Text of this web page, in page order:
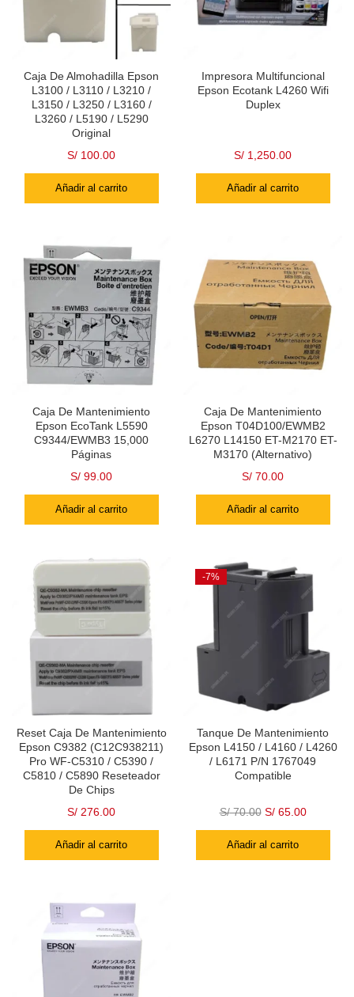
Caja De Almohadilla Epson
L3100 / L3110 / L3210 /
L3150 / L3250 / L3160 /
L3260 / L5190 / L5290
Original
S/ 100.00
Añadir al carrito
Impresora Multifuncional
Epson Ecotank L4260 Wifi
Duplex
S/ 1,250.00
Añadir al carrito
Caja De Mantenimiento
Epson EcoTank L5590
C9344/EWMB3 15,000
Páginas
S/ 99.00
Añadir al carrito
Caja De Mantenimiento
Epson T04D100/EWMB2
L6270 L14150 ET-M2170 ET-
M3170 (Alternativo)
S/ 70.00
Añadir al carrito
Reset Caja De Mantenimiento
Epson C9382 (C12C938211)
Pro WF-C5310 / C5390 /
C5810 / C5890 Reseteador
De Chips
S/ 276.00
Añadir al carrito
-7%
Tanque De Mantenimiento
Epson L4150 / L4160 / L4260
/ L6171 P/N 1767049
Compatible
S/70.00 S/65.00
Añadir al carrito